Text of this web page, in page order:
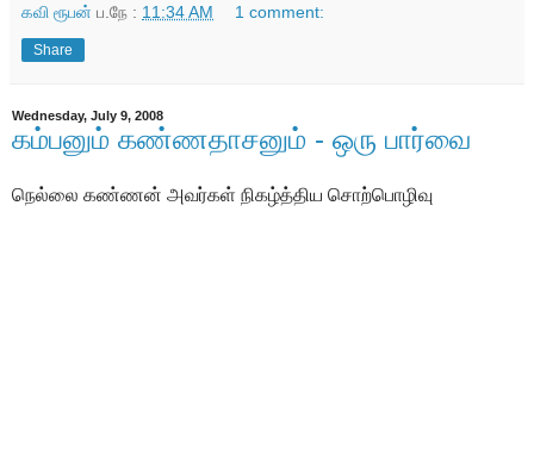
கவி ரூபன் ப.நே : 11:34 AM 1 comment:
Share
Wednesday, July 9, 2008
கம்பனும் கண்ணதாசனும் - ஒரு பார்வை
நெல்லை கண்ணன் அவர்கள் நிகழ்த்திய சொற்பொழிவு